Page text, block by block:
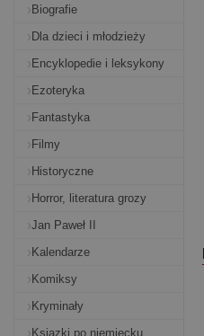
Biografie
Dla dzieci i młodzieży
Encyklopedie i leksykony
Ezoteryka
Fantastyka
Filmy
Historyczne
Horror, literatura grozy
Jan Paweł II
Kalendarze
Komiksy
Kryminały
Ksiązki po niemiecku